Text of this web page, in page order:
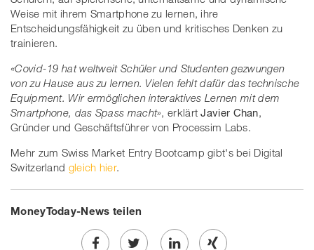
Weise mit ihrem Smartphone zu lernen, ihre
Entscheidungsfähigkeit zu üben und kritisches Denken zu
trainieren.
«Covid-19 hat weltweit Schüler und Studenten gezwungen
von zu Hause aus zu lernen. Vielen fehlt dafür das technische
Equipment. Wir ermöglichen interaktives Lernen mit dem
Smartphone, das Spass macht», erklärtJavier Chan,
Gründer und Geschäftsführer von Processim Labs.
Mehr zum Swiss Market Entry Bootcamp gibt's bei Digital
Switzerland gleich hier.
MoneyToday-News teilen